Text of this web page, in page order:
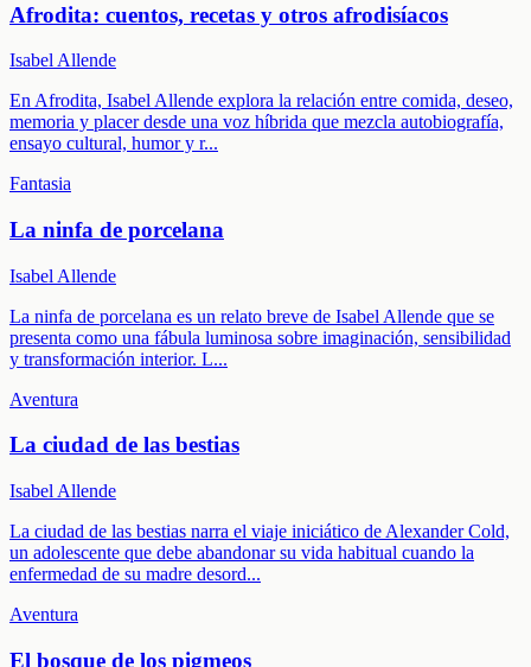
Afrodita: cuentos, recetas y otros afrodisíacos
Isabel Allende
En Afrodita, Isabel Allende explora la relación entre comida, deseo,
memoria y placer desde una voz híbrida que mezcla autobiografía,
ensayo cultural, humor y r...
Fantasia
La ninfa de porcelana
Isabel Allende
La ninfa de porcelana es un relato breve de Isabel Allende que se
presenta como una fábula luminosa sobre imaginación, sensibilidad
y transformación interior. L...
Aventura
La ciudad de las bestias
Isabel Allende
La ciudad de las bestias narra el viaje iniciático de Alexander Cold,
un adolescente que debe abandonar su vida habitual cuando la
enfermedad de su madre desord...
Aventura
El bosque de los pigmeos